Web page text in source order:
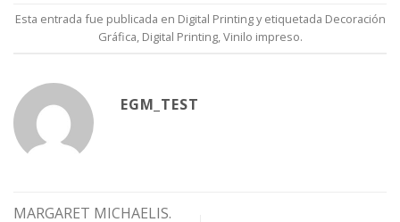
Esta entrada fue publicada en Digital Printingy etiquetada Decoración
Gráfica, Digital Printing,Vinilo impreso.
EGM_TEST
MARGARET MICHAELIS.